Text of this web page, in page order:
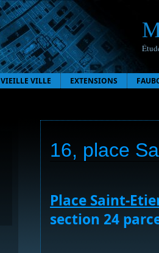
VIEILLE VILLE EXTENSIONS
16, place
Place Saint-
section 24